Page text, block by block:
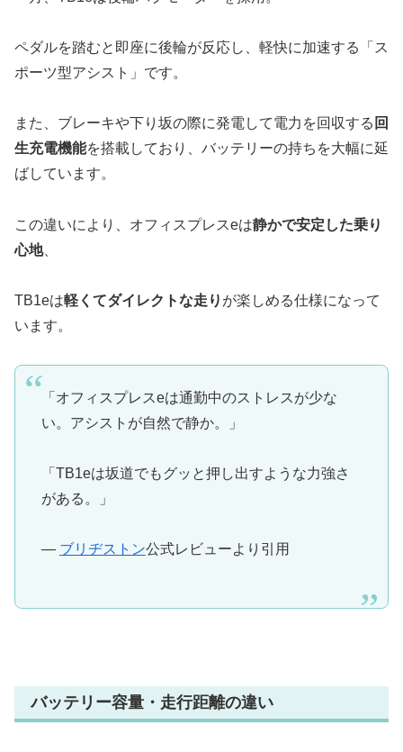
ペダルを踏むと即座に後輪が反応し、軽快に加速する「ス
ポーツ型アシスト」です。
また、ブレーキや下り坂の際に発電して電力を回収する 回
生充電機能を搭載しており、バッテリーの持ちを大幅に延
ばしています。
この違いにより、オフィスプレスeは静かで安定した乗り
心地、
TB1eは軽くてダイレクトな走り が楽しめる仕様になって
います。
「オフィスプレスeは通勤中のストレスが少な
い。アシストが自然で静か。」
「TB1eは坂道でもグッと押し出すような力強さ
がある。」
— ブリヂストン公式レビューより引用
バッテリー容量・走行距離の違い